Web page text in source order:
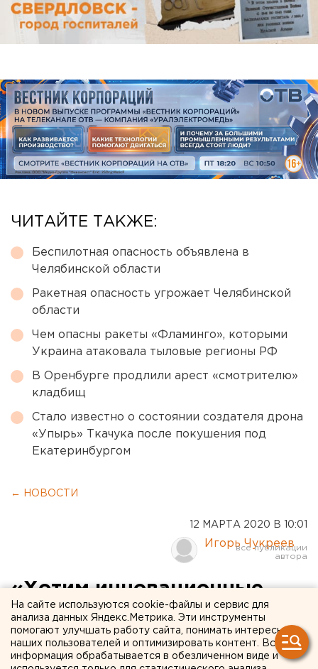
ЧИТАЙТЕ ТАКЖЕ:
Беспилотная опасность объявлена в
Челябинской области
Ракетная опасность угрожает Челябинской
области
Чем опасны ракеты «Фламинго», которыми
Украина атаковала тыловые регионы РФ
В Оренбурге продлили арест «смотрителю»
кладбищ
Стало известно о состоянии создателя дрона
«Упырь» Ткачука после покушения под
Екатеринбургом
← НОВОСТИ
12 МАРТА 2020 В 10:01
Игорь Чукреев
«Хотим инновационные
школы»: в мэрии
Екатеринбурга объяснили
борьбу за статус города
На сайте используются cookie-файлы и сервис для
анализа данных Яндекс.Метрика. Эти инструменты
помогают улучшать работу сайта, понимать интересы
наших пользователей и оптимизировать контент. Вся
информация обрабатывается в обезличенном виде и